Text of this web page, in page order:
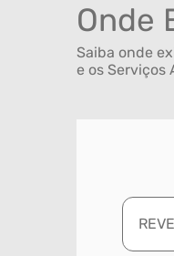
Onde
Saiba onde
e os Serviços